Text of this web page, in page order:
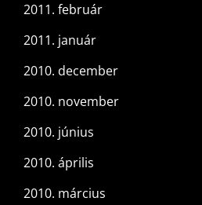
2011. február
2011. január
2010. december
2010. november
2010. június
2010. április
2010. március